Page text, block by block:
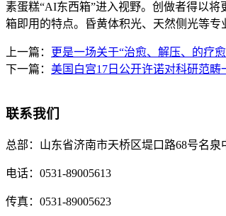
素蛋糕“AI东西箱”进入视野。创做者得以
箱即用的特点。昏黄体积光、天然侧光等
上一篇：
更是一场关于“治愈、解压、的疗
下一篇： 美国白宫17日公开许诺对科研范畴
联系我们
总部： 山东省济南市天桥区堤口路68号名泉
电话： 0531-89005613
传真： 0531-89005623